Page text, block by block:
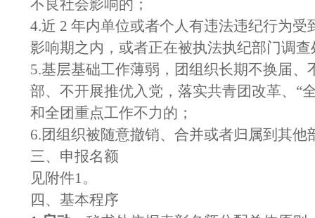
不良社会影响的；
4.近 2 年内单位或者个人有违法违纪行为受
影响期之内，或者正在被执法执纪部门调查
5.基层基础工作薄弱，团组织长期不换届、
部、不开展推优入党，落实共青团改革、 “
和全团重点工作不力的；
6.团组织被随意撤销、合并或者归属到其他
三、申报名额
见附件1。
四、基本程序